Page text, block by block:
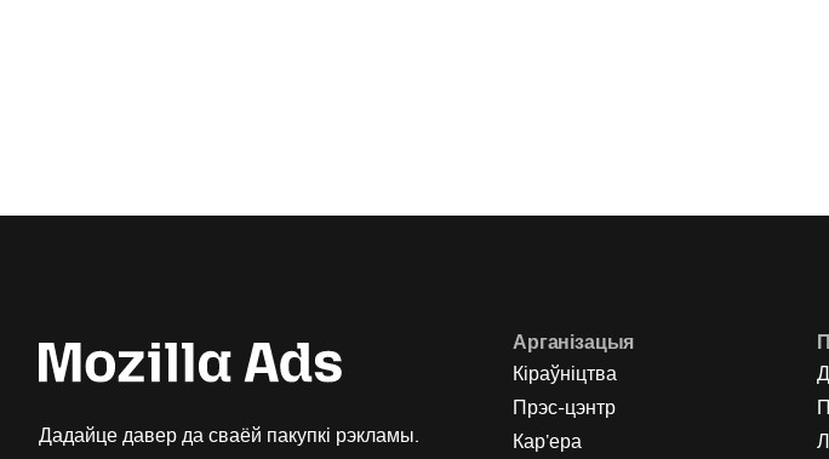
Дадайце давер да сваёй пакупкі рэкламы.
Арганізацыя
Кіраўніцтва
Прэс-цэнтр
Кар'ера